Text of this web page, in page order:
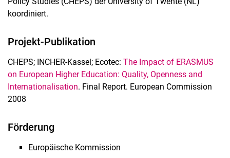
koordiniert.
Projekt-Publikation
CHEPS; INCHER-Kassel; Ecotec: The Impact of ERASMUS
on European Higher Education: Quality, Openness and
Internationalisation. Final Report. European Commission
2008
Förderung
Europäische Kommission